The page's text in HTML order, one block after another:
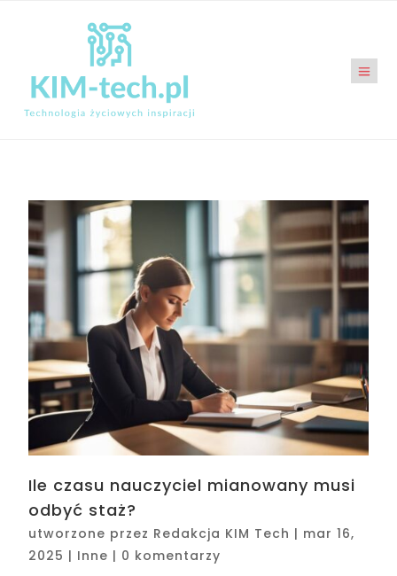
Ile czasu nauczyciel mianowany musi
odbyć staż?
utworzone przez Redakcja KIM Tech | mar 16,
2025 | Inne | 0 komentarzy